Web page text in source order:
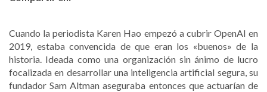
Cuando la periodista Karen Hao empezó a cubrir OpenAI en
2019, estaba convencida de que eran los «buenos» de la
historia. Ideada como una organización sin ánimo de lucro
focalizada en desarrollar una inteligencia artificial segura, su
fundador Sam Altman aseguraba entonces que actuarían de